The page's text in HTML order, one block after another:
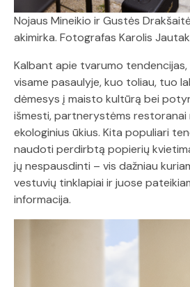
Nojaus Mineikio ir Gustės
akimirka. Fotografas Karolis
Kalbant apie tvarumo
visame pasaulyje, kuo toliau, tuo
dėmesys į maisto kultūrą bei
išmesti, partnerystėms restoranai
ekologinius ūkius. Kita populiari
naudoti perdirbtą popierių
jų nespausdinti – vis dažniau
vestuvių tinklapiai ir juose
informacija.